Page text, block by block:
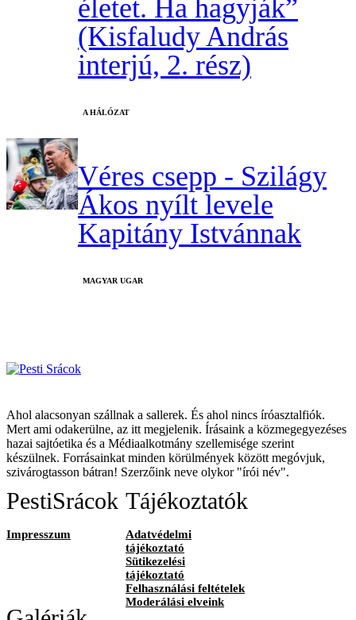
életet. Ha hagyják”
(Kisfaludy András
interjú, 2. rész)
A HÁLÓZAT
Véres csepp - Szilágy
Ákos nyílt levele
Kapitány Istvánnak
MAGYAR UGAR
Ahol alacsonyan szállnak a sallerek. És ahol nincs íróasztalfiók.
Mert ami odakerülne, az itt megjelenik. Írásaink a közmegegyezéses
hazai sajtóetika és a Médiaalkotmány szellemisége szerint
készülnek. Forrásainkat minden körülmények között megóvjuk,
szivárogtasson bátran! Szerzőink neve olykor "írói név".
PestiSrácok
Impresszum
Tájékoztatók
Adatvédelmi
tájékoztató
Sütikezelési
tájékoztató
Felhasználási feltételek
Moderálási elveink